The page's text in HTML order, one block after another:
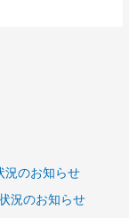
況のお知らせ
況のお知らせ